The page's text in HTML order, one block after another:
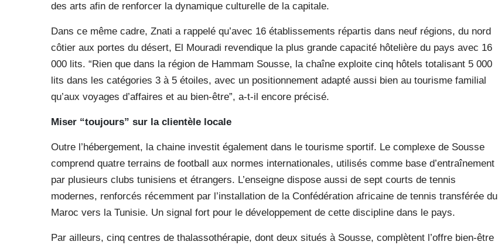
des arts afin de renforcer la dynamique culturelle de la capitale.
Dans ce même cadre, Znati a rappelé qu’avec 16 établissements répartis dans neuf régions, du nord
côtier aux portes du désert, El Mouradi revendique la plus grande capacité hôtelière du pays avec 16
000 lits. “Rien que dans la région de Hammam Sousse, la chaîne exploite cinq hôtels totalisant 5 000
lits dans les catégories 3 à 5 étoiles, avec un positionnement adapté aussi bien au tourisme familial
qu’aux voyages d’affaires et au bien-être”, a-t-il encore précisé.
Miser “toujours” sur la clientèle locale
Outre l’hébergement, la chaine investit également dans le tourisme sportif. Le complexe de Sousse
comprend quatre terrains de football aux normes internationales, utilisés comme base d’entraînement
par plusieurs clubs tunisiens et étrangers. L’enseigne dispose aussi de sept courts de tennis
modernes, renforcés récemment par l’installation de la Confédération africaine de tennis transférée du
Maroc vers la Tunisie. Un signal fort pour le développement de cette discipline dans le pays.
Par ailleurs, cinq centres de thalassothérapie, dont deux situés à Sousse, complètent l’offre bien-être